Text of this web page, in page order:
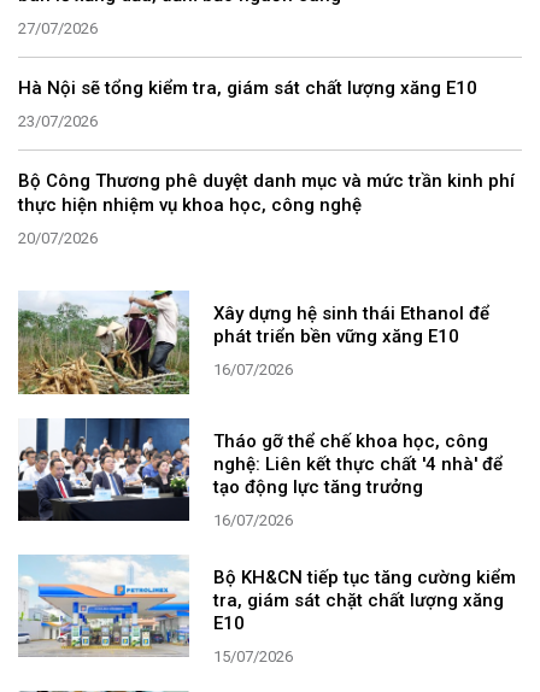
27/07/2026
Hà Nội sẽ tổng kiểm tra, giám sát chất lượng xăng E10
23/07/2026
Bộ Công Thương phê duyệt danh mục và mức trần kinh phí
thực hiện nhiệm vụ khoa học, công nghệ
20/07/2026
Xây dựng hệ sinh thái Ethanol để
phát triển bền vững xăng E10
16/07/2026
Tháo gỡ thể chế khoa học, công
nghệ: Liên kết thực chất '4 nhà' để
tạo động lực tăng trưởng
16/07/2026
Bộ KH&CN tiếp tục tăng cường kiểm
tra, giám sát chặt chất lượng xăng
E10
15/07/2026